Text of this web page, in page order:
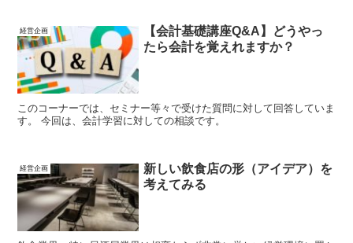
経営企画
【会計基礎講座Q&A】どうやっ
たら会計を覚えれますか？
このコーナーでは、セミナー等々で受けた質問に対して回答していま
す。 今回は、会計学習に対しての相談です。
経営企画
新しい飲食店の形（アイデア）を
考えてみる